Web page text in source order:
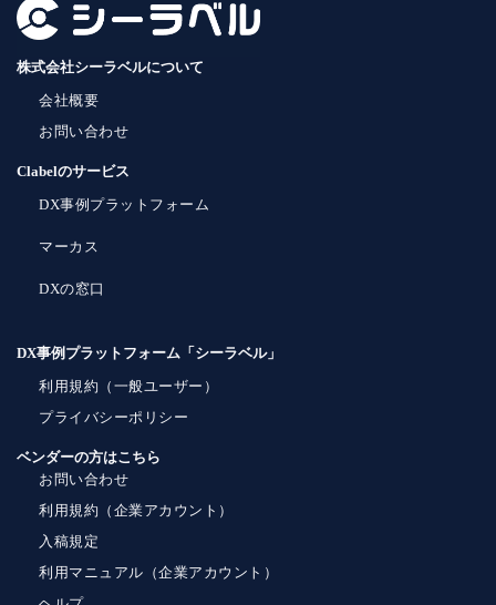
株式会社シーラベルについて
会社概要
お問い合わせ
Clabelのサービス
DX事例プラットフォーム
マーカス
DXの窓口
DX事例プラットフォーム「シーラベル」
利用規約（一般ユーザー）
プライバシーポリシー
ベンダーの方はこちら
お問い合わせ
利用規約（企業アカウント）
入稿規定
利用マニュアル（企業アカウント）